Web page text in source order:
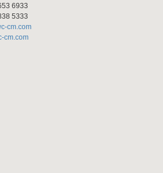
6933
5333
cm.com
cm.com